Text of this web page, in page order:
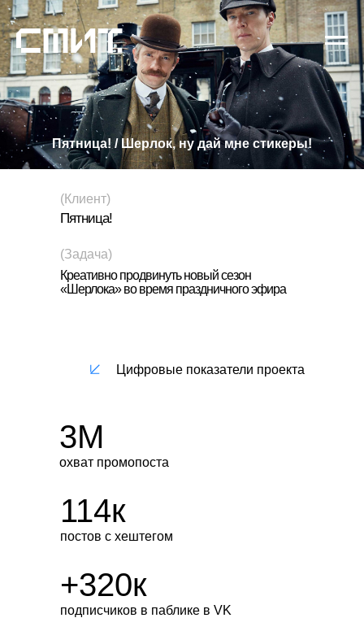
(Клиент)
Пятница!
Пятница! / Шерлок, ну дай мне стикеры!
(Задача)
Креативно продвинуть новый сезон
«Шерлока» во время праздничного эфира
3М
охват промопоста
Цифровые показатели проекта
+320к
подписчиков в паблике в VK
114к
постов с хештегом